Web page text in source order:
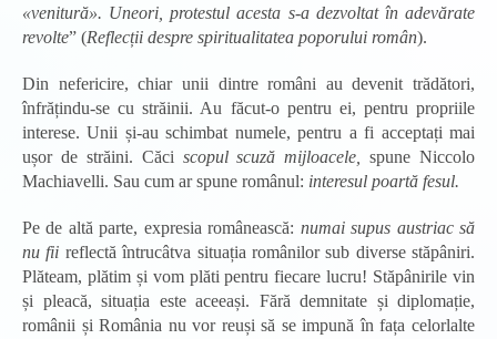
«venitură». Uneori, protestul acesta s-a dezvoltat în adevărate
revolte” (Reflecții despre spiritualitatea poporului român).
Din nefericire, chiar unii dintre români au devenit trădători,
înfrățindu-se cu străinii. Au făcut-o pentru ei, pentru propriile
interese. Unii și-au schimbat numele, pentru a fi acceptați mai
ușor de străini. Căci scopul scuză mijloacele,spune Niccolo
Machiavelli. Sau cum ar spune românul: interesul poartă fesul.
Pe de altă parte, expresia românească: numai supus austriac să
nu fii reflectă întrucâtva situația românilor sub diverse stăpâniri.
Plăteam, plătim și vom plăti pentru fiecare lucru! Stăpânirile vin
și pleacă, situația este aceeași. Fără demnitate și diplomație,
românii și România nu vor reuși să se impună în fața celorlalte